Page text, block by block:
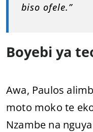
biso ofele.”
Boyebi ya
Awa, Paulos
moto moko te
Nzambe na